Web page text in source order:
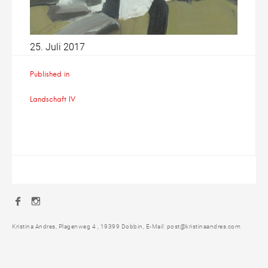
25. Juli 2017
Published in
Landschaft IV
Facebook
Kristina Andres, Plagenweg 4 , 19399 Dobbin, E-Mail: post@kristinaandres.com